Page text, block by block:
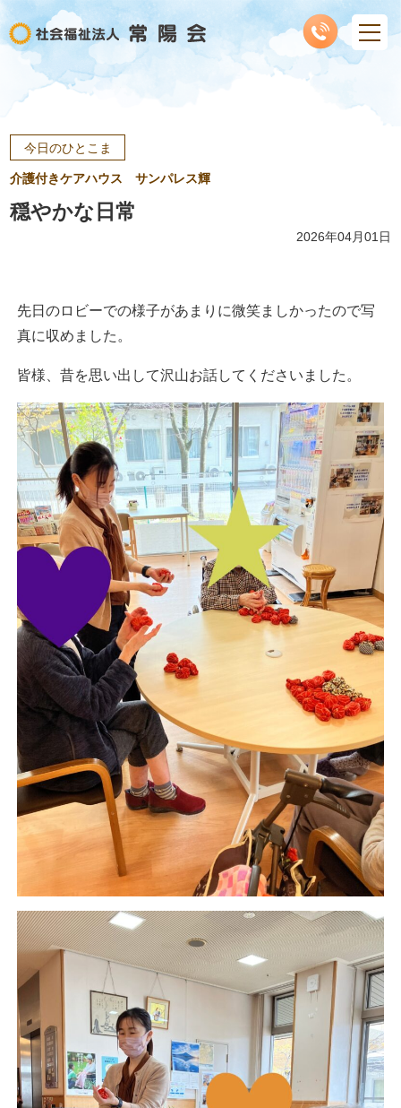
今日のひとこま
介護付きケアハウス サンパレス輝
穏やかな日常
2026年04月01日
先日のロビーでの様子があまりに微笑ましかったので写
真に収めました。
皆様、昔を思い出して沢山お話してくださいました。